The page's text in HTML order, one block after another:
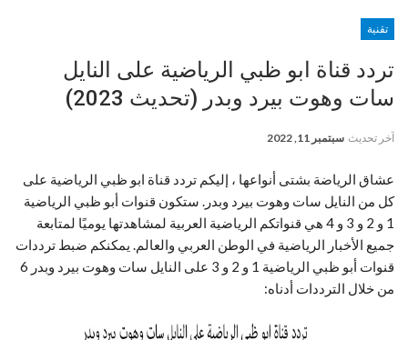
تقنية
تردد قناة ابو ظبي الرياضية على النايل
سات وهوت بيرد وبدر (تحديث 2023)
آخر تحديث سبتمبر 11, 2022
عشاق الرياضة بشتى أنواعها ، إليكم تردد قناة ابو ظبي الرياضية على
كل من النايل سات وهوت بيرد وبدر. ستكون قنوات أبو ظبي الرياضية
1 و 2 و 3 و 4 هي قنواتكم الرياضية العربية لمشاهدتها يوميًا لمتابعة
جميع الأخبار الرياضية في الوطن العربي والعالم. يمكنكم ضبط ترددات
قنوات أبو ظبي الرياضية 1 و 2 و 3 على النايل سات وهوت بيرد وبدر 6
من خلال الترددات أدناه: